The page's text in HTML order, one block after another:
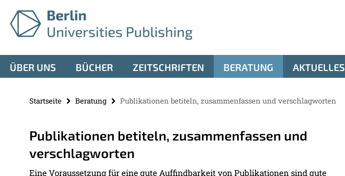
direkt
Service-
Navigation
ÜBER UNS BÜCHER ZEITSCHRIFTEN BERATUNG AKTUELLES
Startseite Beratung Publikationen betiteln, zusammenfassen und verschlagworten
Publikationen betiteln, zusammenfassen und
verschlagworten
Eine Voraussetzung für eine gute Auffindbarkeit von Publikationen sind gute